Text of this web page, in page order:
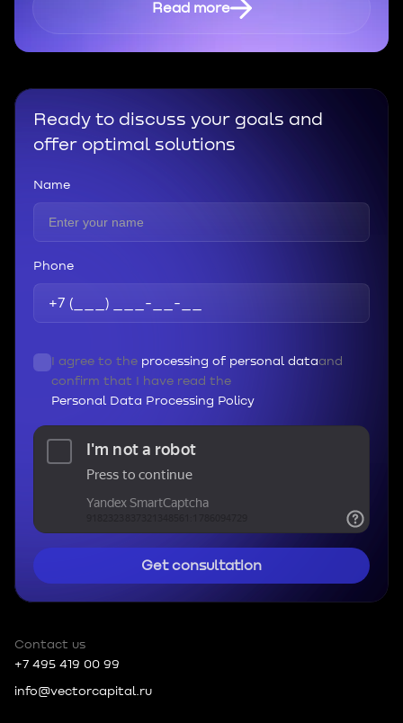
Read more
Ready to discuss your goals and
offer optimal solutions
Name
Phone
I agree to the processing of personal dataand
confirm that I have read the
Personal Data Processing Policy
Get consultation
Contact us
+7 495 419 00 99
info@vectorcapital.ru